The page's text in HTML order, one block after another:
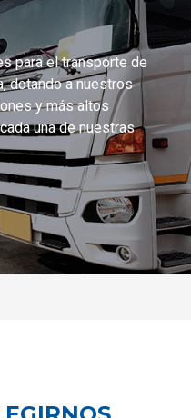
para el transporte de
dotando a nuestros
y más altos
una de nuestras